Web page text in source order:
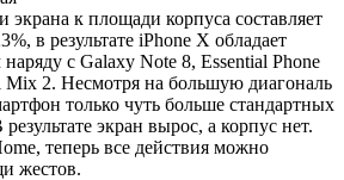
к площади корпуса составляет
в результате iPhone X обладает
с Galaxy Note 8, Essential Phone
2. Несмотря на большую диагональ
только чуть больше стандартных
экран вырос, а корпус нет.
теперь все действия можно
жестов.